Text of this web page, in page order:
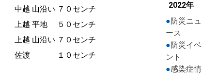
中越 山沿い ７０センチ
上越 平地 ５０センチ
上越 山沿い ７０センチ
佐渡 １０センチ
2022年
防災ニュ
ース
防災イベ
ント
感染症情